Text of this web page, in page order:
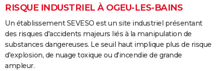
RISQUE INDUSTRIEL À OGEU-LES-BAINS
Un établissement SEVESO est un site industriel présentant
des risques d'accidents majeurs liés à la manipulation de
substances dangereuses. Le seuil haut implique plus de risque
d'explosion, de nuage toxique ou d'incendie de grande
ampleur.